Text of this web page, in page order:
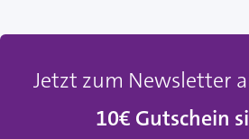
Jetzt zum Newsletter
10€ Gutschein